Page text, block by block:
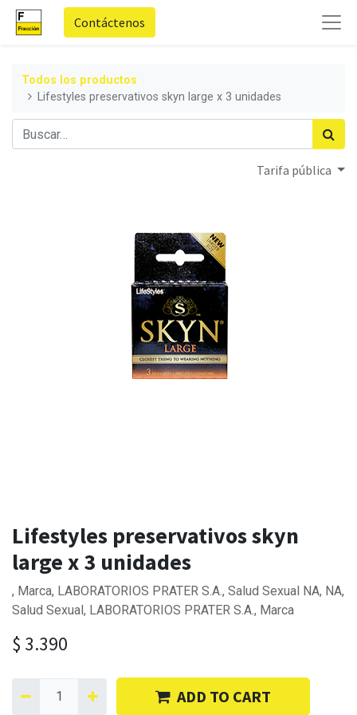
Contáctenos
Todos los productos
Lifestyles preservativos skyn large x 3 unidades
Tarifa pública
Lifestyles preservativos skyn
large x 3 unidades
, Marca, LABORATORIOS PRATER S.A., Salud Sexual NA, NA,
Salud Sexual, LABORATORIOS PRATER S.A., Marca
$ 3.390
ADD TO CART